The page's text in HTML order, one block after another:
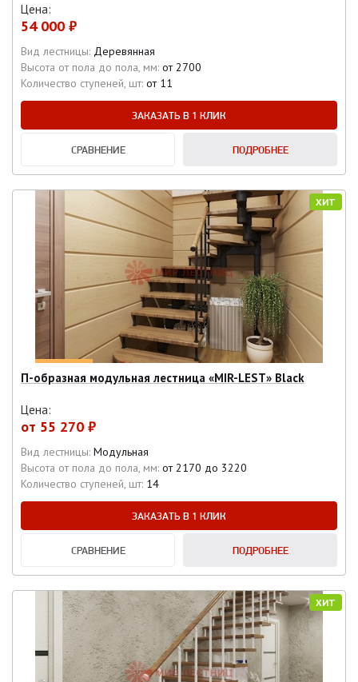
Цена:
54 000 ₽
Вид лестницы: Деревянная
Высота от пола до пола, мм: от 2700
Количество ступеней, шт: от 11
ЗАКАЗАТЬ В 1 КЛИК
СРАВНЕНИЕ ПОДРОБНЕЕ
ХИТ
П-образная модульная лестница «MIR-LEST» Black
Цена:
от 55 270 ₽
Вид лестницы: Модульная
Высота от пола до пола, мм: от 2170 до 3220
Количество ступеней, шт: 14
ЗАКАЗАТЬ В 1 КЛИК
СРАВНЕНИЕ ПОДРОБНЕЕ
ХИТ